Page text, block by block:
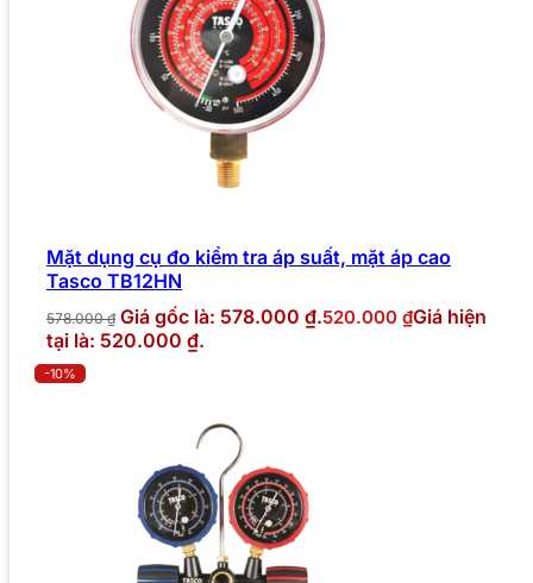
Mặt dụng cụ đo kiểm tra áp suất, mặt áp cao
Tasco TB12HN
578.000₫ Giá gốc là: 578.000 ₫.520.000 ₫Giá hiện
tại là: 520.000 ₫.
-10%